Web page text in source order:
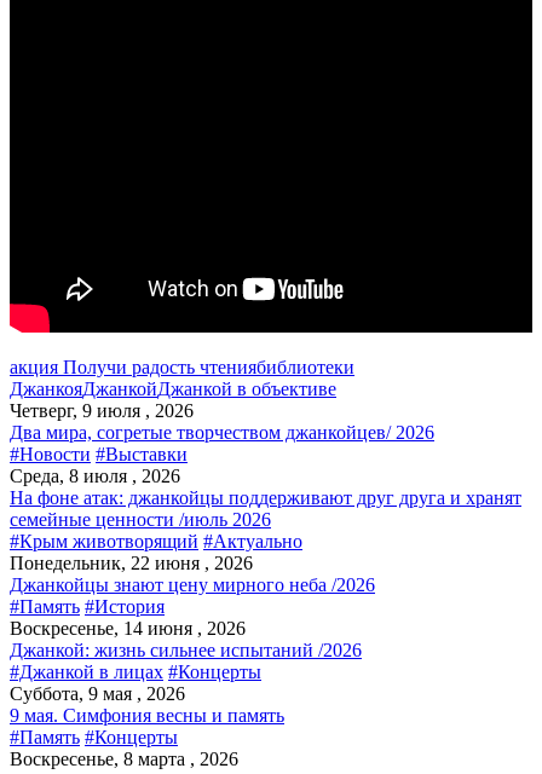
акция Получи радость чтениябиблиотеки
ДжанкояДжанкойДжанкой в объективе
Четверг, 9 июля , 2026
Два мира, согретые творчеством джанкойцев/ 2026
#Новости #Выставки
Среда, 8 июля , 2026
На фоне атак: джанкойцы поддерживают друг друга и хранят
семейные ценности /июль 2026
#Крым животворящий #Актуально
Понедельник, 22 июня , 2026
Джанкойцы знают цену мирного неба /2026
#Память #История
Воскресенье, 14 июня , 2026
Джанкой: жизнь сильнее испытаний /2026
#Джанкой в лицах #Концерты
Суббота, 9 мая , 2026
9 мая. Симфония весны и память
#Память #Концерты
Воскресенье, 8 марта , 2026